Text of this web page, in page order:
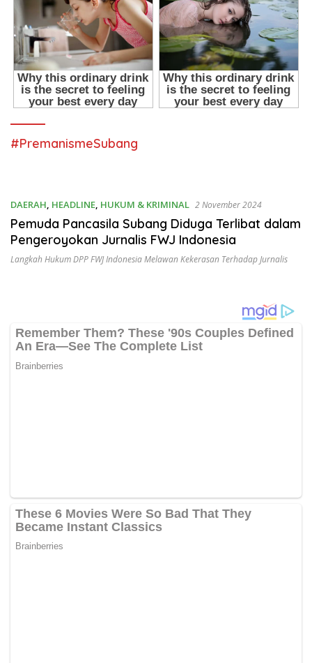
#PremanismeSubang
DAERAH, HEADLINE, HUKUM & KRIMINAL 2 November 2024
Pemuda Pancasila Subang Diduga Terlibat dalam
Pengeroyokan Jurnalis FWJ Indonesia
Langkah Hukum DPP FWJ Indonesia Melawan Kekerasan Terhadap Jurnalis